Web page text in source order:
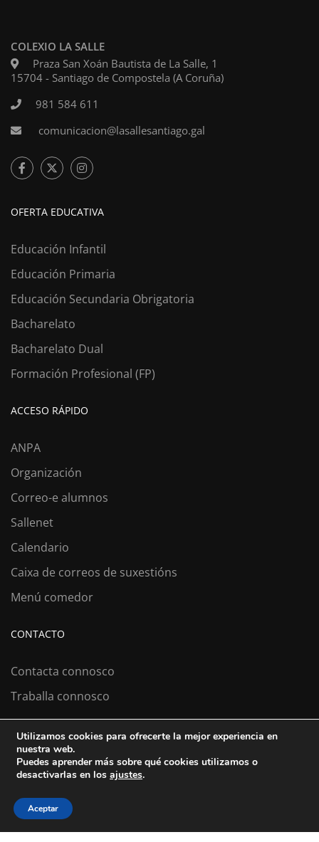
COLEXIO LA SALLE
Praza San Xoán Bautista de La Salle, 1
15704 - Santiago de Compostela (A Coruña)
981 584 611
comunicacion@lasallesantiago.gal
OFERTA EDUCATIVA
Educación Infantil
Educación Primaria
Educación Secundaria Obrigatoria
Bacharelato
Bacharelato Dual
Formación Profesional (FP)
ACCESO RÁPIDO
ANPA
Organización
Correo-e alumnos
Sallenet
Calendario
Caixa de correos de suxestións
Menú comedor
CONTACTO
Contacta connosco
Traballa connosco
Colexio La Salle Santiago
Aviso Legal
Política de cookies
Política de privacidad
Utilizamos cookies para ofrecerte la mejor experiencia en
nuestra web.
Puedes aprender más sobre qué cookies utilizamos o
desactivarlas en los ajustes.
Aceptar